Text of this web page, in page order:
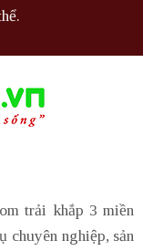
trải khắp 3 miền
chuyên nghiệp, sản